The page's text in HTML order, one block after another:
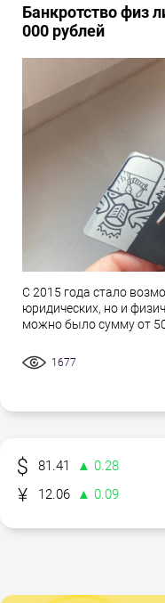
Банкротство физ
000 рублей
С 2015 года стало
юридических, но и
можно было сумму от
1677
81.41 ▲ 0.28
12.06
▲ 0.09